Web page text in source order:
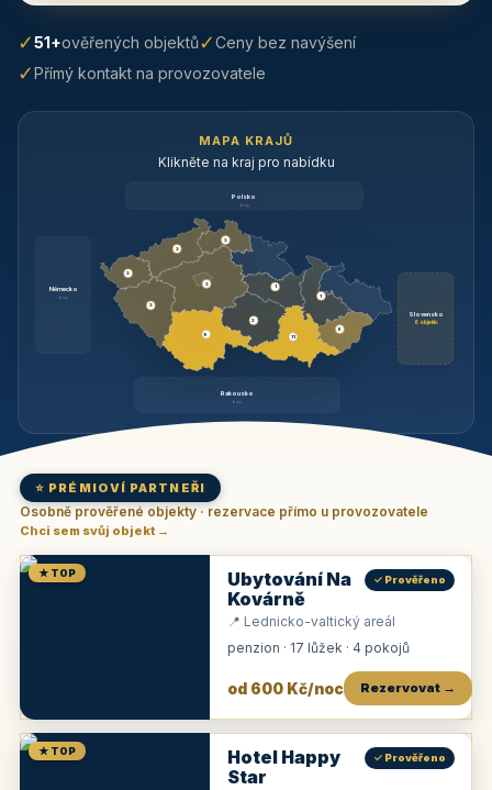
✓51+ověřených objektů✓Ceny bez navýšení
✓Přímý kontakt na provozovatele
MAPA KRAJŮ
Klikněte na kraj pro nabídku
Polsko
brzy
Německo
brzy
Slovensko
6 objektů
Rakousko
brzy
3
9
3
3
3
3
1
2
11
1
6
⭐ PRÉMIOVÍ PARTNEŘI
Osobně prověřené objekty · rezervace přímo u provozovatele
Chci sem svůj objekt →
★ TOP
Ubytování Na
Kovárně
✓ Prověřeno
📍 Lednicko-valtický areál
penzion · 17 lůžek · 4 pokojů
od 600 Kč/noc Rezervovat →
★ TOP
Hotel Happy
Star
✓ Prověřeno